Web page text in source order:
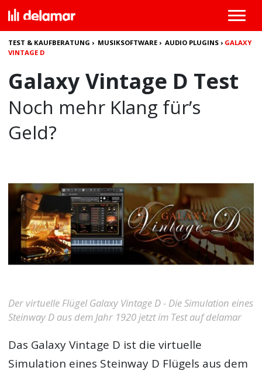
TEST & KAUFBERATUNG › MUSIKSOFTWARE ›AUDIO PLUGINS › GALAXY
VINTAGE D
Galaxy Vintage D Test
Noch mehr Klang für’s
Geld?
Der virtuelle Flügel Galaxy Vintage D - Die Simulation eines
Steinway D aus dem Jahr 1920 jetzt im Test auf delamar
Das Galaxy Vintage D ist die virtuelle
Simulation eines Steinway D Flügels aus dem